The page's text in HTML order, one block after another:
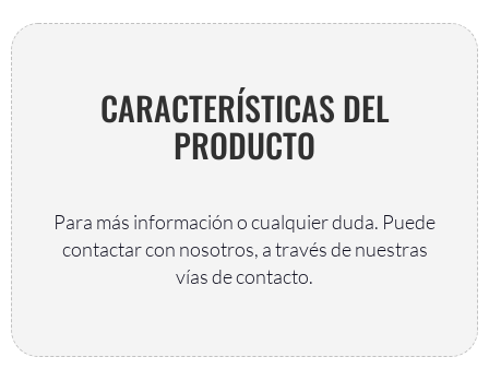
CARACTERÍSTICAS DEL
PRODUCTO
Para más información o cualquier duda. Puede
contactar con nosotros, a través de nuestras
vías de contacto.